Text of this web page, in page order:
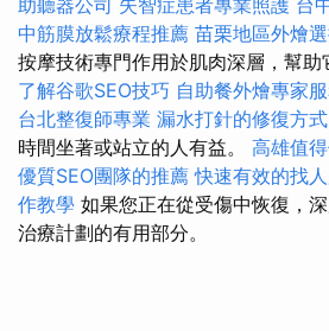
助聽器公司 失智症患者專業照護 台
中筋膜放鬆療程推薦 苗栗地區外燴
按摩技術專門作用於肌肉深層，幫助
了解谷歌SEO技巧 自助餐外燴專家
台北整復師專業 漏水打針的修復方式
時間坐著或站立的人有益。 高雄值
優質SEO團隊的推薦 快速有效的找
作教學 如果您正在從受傷中恢復，
治療計劃的有用部分。